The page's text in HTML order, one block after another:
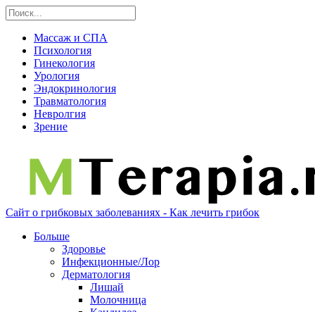
Массаж и СПА
Психология
Гинекология
Урология
Эндокринология
Травматология
Невролгия
Зрение
Сайт о грибковых заболеваниях - Как лечить грибок
Больше
Здоровье
Инфекционные/Лор
Дерматология
Лишай
Молочница